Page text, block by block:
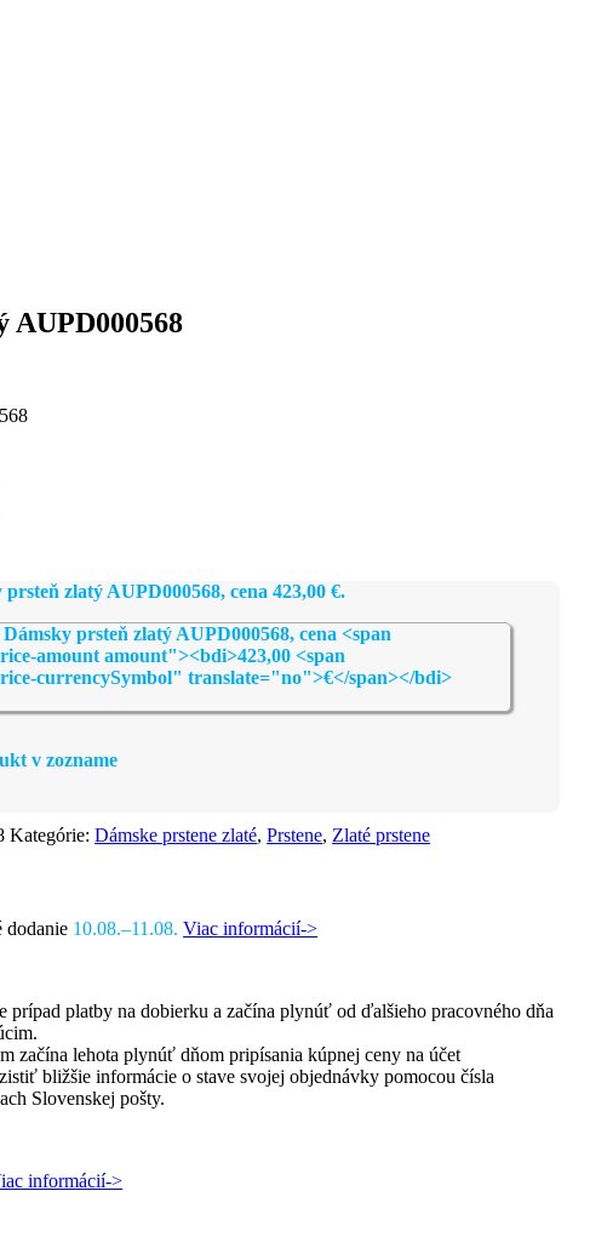
AUPD000568
zlatý AUPD000568, cena423,00€.
v zozname
Kategórie:Dámske prstene zlaté,Prstene, Zlaté prstene
dodanie 10.08.–11.08. Viac informácií->
prípad platby na dobierku a začína plynúť od ďalšieho pracovného dňa
začína lehota plynúť dňom pripísania kúpnej ceny na účet
bližšie informácie o stave svojej objednávky pomocou čísla
Slovenskej pošty.
informácií->